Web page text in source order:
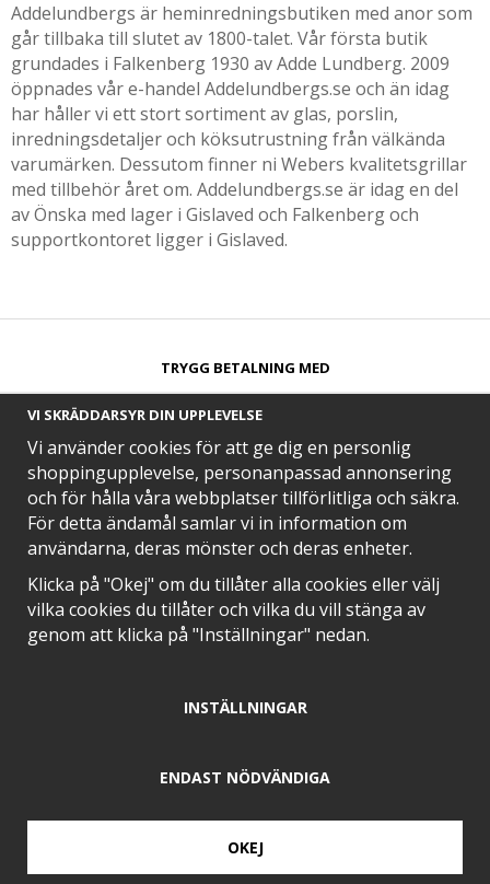
Addelundbergs är heminredningsbutiken med anor som
går tillbaka till slutet av 1800-talet. Vår första butik
grundades i Falkenberg 1930 av Adde Lundberg. 2009
öppnades vår e-handel Addelundbergs.se och än idag
har håller vi ett stort sortiment av glas, porslin,
inredningsdetaljer och köksutrustning från välkända
varumärken. Dessutom finner ni Webers kvalitetsgrillar
med tillbehör året om. Addelundbergs.se är idag en del
av Önska med lager i Gislaved och Falkenberg och
supportkontoret ligger i Gislaved.
TRYGG BETALNING MED​
SNABB LEVERANS MED
VI SKRÄDDARSYR DIN UPPLEVELSE
Vi använder cookies för att ge dig en personlig
shoppingupplevelse, personanpassad annonsering
och för hålla våra webbplatser tillförlitliga och säkra.
För detta ändamål samlar vi in information om
användarna, deras mönster och deras enheter.
Klicka på "Okej" om du tillåter alla cookies eller välj
vilka cookies du tillåter och vilka du vill stänga av
genom att klicka på "Inställningar" nedan.
INSTÄLLNINGAR
ENDAST NÖDVÄNDIGA
OKEJ